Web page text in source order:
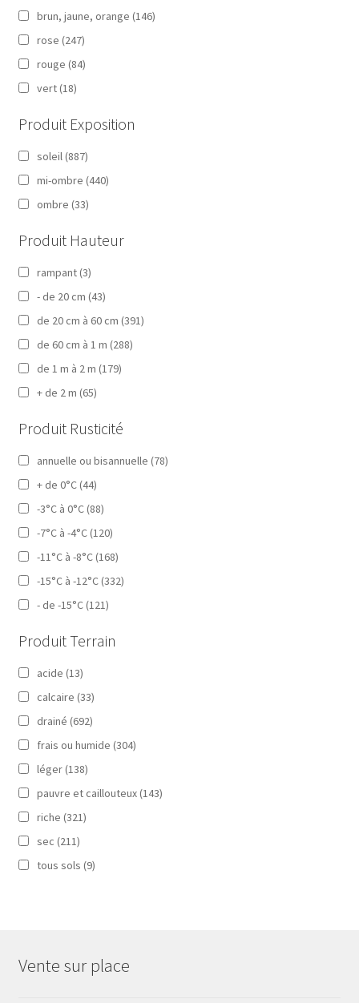
brun, jaune, orange (146)
rose (247)
rouge (84)
vert (18)
Produit Exposition
soleil (887)
mi-ombre (440)
ombre (33)
Produit Hauteur
rampant (3)
- de 20 cm (43)
de 20 cm à 60 cm (391)
de 60 cm à 1 m (288)
de 1 m à 2 m (179)
+ de 2 m (65)
Produit Rusticité
annuelle ou bisannuelle (78)
+ de 0°C (44)
-3°C à 0°C (88)
-7°C à -4°C (120)
-11°C à -8°C (168)
-15°C à -12°C (332)
- de -15°C (121)
Produit Terrain
acide (13)
calcaire (33)
drainé (692)
frais ou humide (304)
léger (138)
pauvre et caillouteux (143)
riche (321)
sec (211)
tous sols (9)
Vente sur place